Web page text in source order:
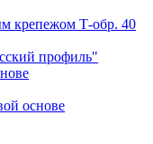
крепежом Т-обр. 40
профиль"
основе